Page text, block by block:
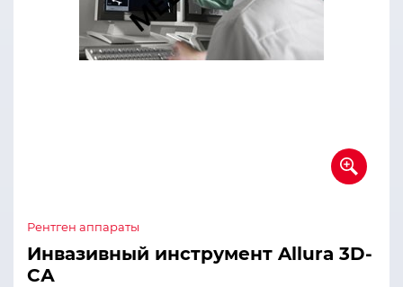
Рентген аппараты
Инвазивный инструмент Allura 3D-
СА